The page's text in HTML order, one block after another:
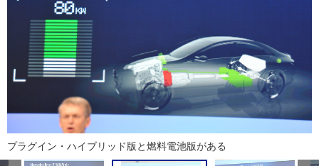
プラグイン・ハイブリッド版と燃料電池版がある